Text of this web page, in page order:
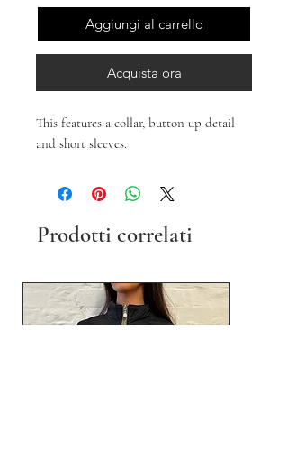
Aggiungi al carrello
Acquista ora
This features a collar, button up detail
and short sleeves.
Prodotti correlati